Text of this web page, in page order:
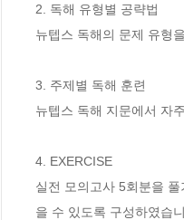
2. 독해 유형별 공략법
뉴텝스 독해의 문제 유형
3. 주제별 독해 훈련
뉴텝스 독해 지문에서 자
4. EXERCISE
실전 모의고사 5회분을
을 수 있도록 구성하였습